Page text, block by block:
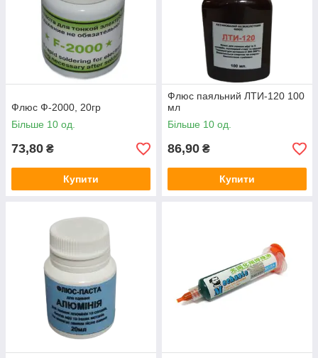
Флюс Ф-2000, 20гр
Більше 10 од.
73,80 ₴
Купити
Флюс паяльний ЛТИ-120 100
мл
Більше 10 од.
86,90 ₴
Купити